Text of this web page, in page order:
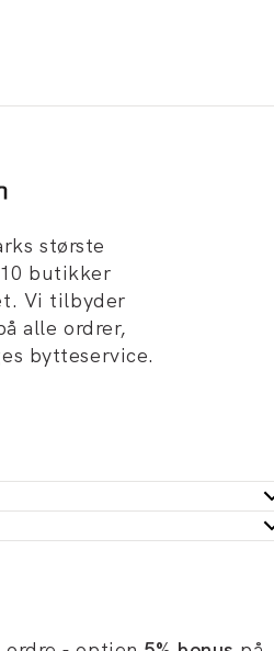
største
butikker
Vi tilbyder
alle ordrer,
bytteservice.